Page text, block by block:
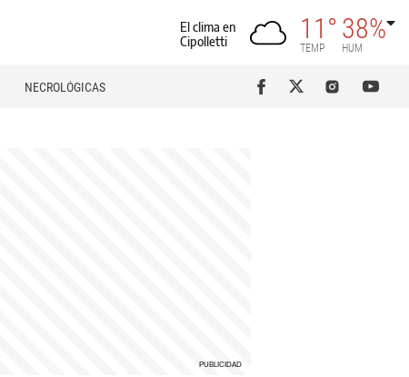
El clima en
Cipolletti
11°
TEMP
38%
HUM
NECROLÓGICAS